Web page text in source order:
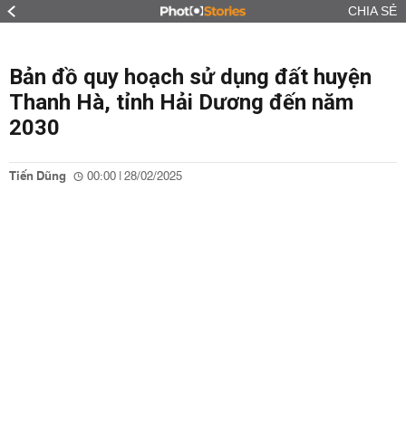
CHIA SẺ
Bản đồ quy hoạch sử dụng đất huyện
Thanh Hà, tỉnh Hải Dương đến năm
2030
Tiến Dũng 00:00 | 28/02/2025